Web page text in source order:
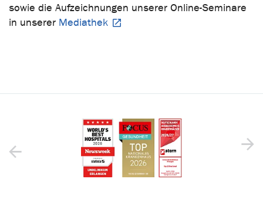
sowie die Aufzeichnungen unserer Online-Seminare
in unserer Mediathek